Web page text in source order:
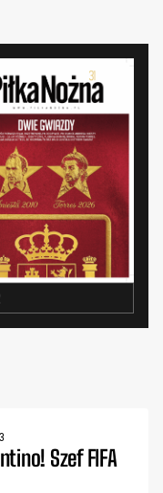
Szef FIFA